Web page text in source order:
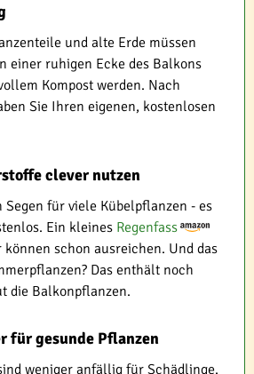
und alte Erde müssen
einer ruhigen Ecke des Balkons
Kompost werden. Nach
Sie Ihren eigenen, kostenlosen
clever nutzen
Segen für viele Kübelpflanzen - es
Ein kleines Regenfass
können schon ausreichen. Und das
Das enthält noch
die Balkonpflanzen.
für gesunde Pflanzen
weniger anfällig für Schädlinge.